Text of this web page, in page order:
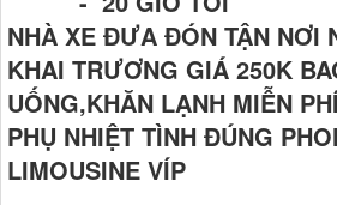
NHÀ XE ĐƯA ĐÓN TẬN NƠI
KHAI TRƯƠNG GIÁ 250K
UỐNG,KHĂN LẠNH MIỄN
PHỤ NHIỆT TÌNH ĐÚNG
LIMOUSINE VÍP